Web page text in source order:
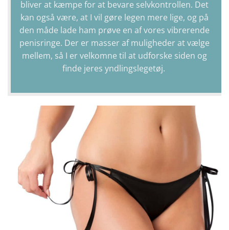
bliver at kæmpe for at bevare selvkontrollen. Det
kan også være, at I vil gøre legen mere lige, og på
den måde lade ham prøve en af vores vibrerende
penisringe. Der er masser af muligheder at vælge
mellem, så I er velkomne til at udforske siden og
finde jeres yndlingslegetøj.